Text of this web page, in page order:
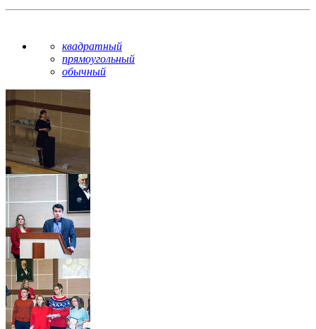
квадратный
прямоугольный
обычный